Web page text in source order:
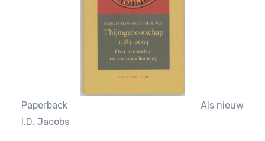
Paperback
Als nieuw
I.D. Jacobs